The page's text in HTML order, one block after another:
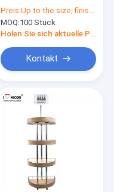
kundenspezifische
Metallalkohol-
Anzeigen-Regale
Preis:Up to the size, finishing, quantity and material
MOQ:100 Stück
Holen Sie sich aktuelle Preis
Kontakt